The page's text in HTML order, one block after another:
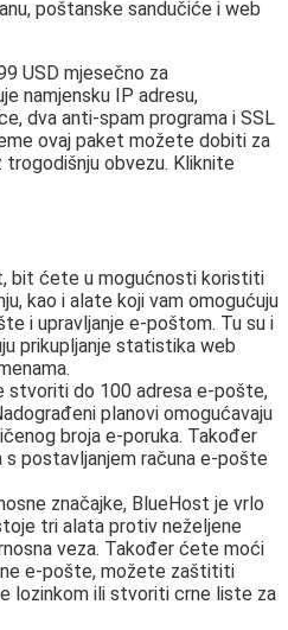
poštanske sandučiće i web
USD mjesečno za
namjensku IP adresu,
dva anti-spam programa i SSL
ovaj paket možete dobiti za
trogodišnju obvezu. Kliknite
bit ćete u mogućnosti koristiti
kao i alate koji vam omogućuju
i upravljanje e-poštom. Tu su i
prikupljanje statistika web
stvoriti do 100 adresa e-pošte,
planovi omogućavaju
broja e-poruka. Također
postavljanjem računa e-pošte
značajke, BlueHost je vrlo
tri alata protiv neželjene
veza. Također ćete moći
e-pošte, možete zaštititi
lozinkom ili stvoriti crne liste za